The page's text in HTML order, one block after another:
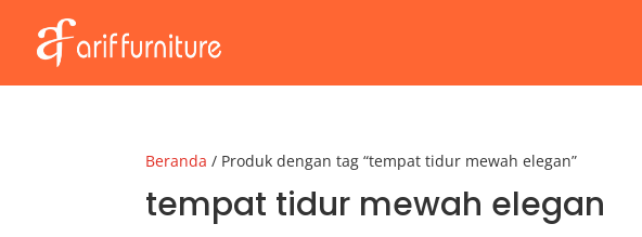
Beranda / Produk dengan tag “tempat tidur mewah elegan”
tempat tidur mewah elegan